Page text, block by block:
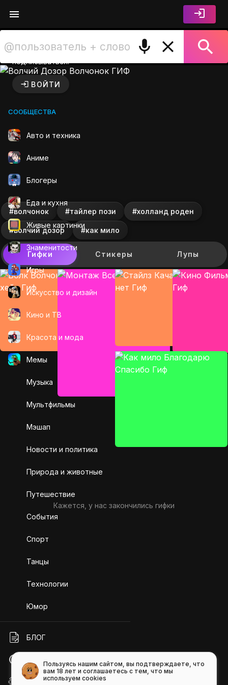
комментировать и
подписываться.
ВОЙТИ
СООБЩЕСТВА
Авто и техника
Аниме
Блогеры
Еда и кухня
Живые картинки
Знаменитости
Игры
Искусcтво и дизайн
Кино и ТВ
Красота и мода
Мемы
Музыка
Мультфильмы
Мэшап
Новости и политика
Природа и животные
Путешествие
События
Спорт
Танцы
Технологии
Юмор
БЛОГ
ПОМОЩЬ
API GIFS
Волчий Дозор Волчонок
#волчонок #тайлер пози #холланд роден
#волчий дозор #как мило
Гифки Стикеры Лупы
Кажется, у нас закончились гифки
Пользуясь нашим сайтом, вы подтверждаете, что
вам 18 лет и соглашаетесь с тем, что мы
используем cookies